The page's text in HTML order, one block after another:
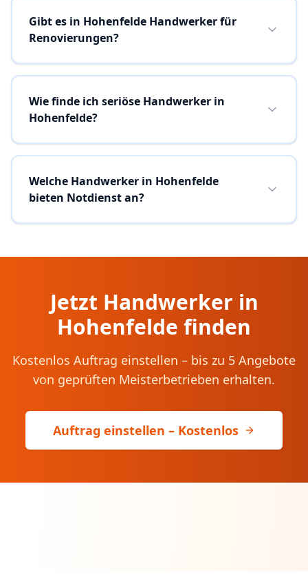
Gibt es in Hohenfelde Handwerker für
Renovierungen?
Wie finde ich seriöse Handwerker in
Hohenfelde?
Welche Handwerker in Hohenfelde
bieten Notdienst an?
Jetzt Handwerker in
Hohenfelde finden
Kostenlos Auftrag einstellen – bis zu 5 Angebote
von geprüften Meisterbetrieben erhalten.
Auftrag einstellen – Kostenlos